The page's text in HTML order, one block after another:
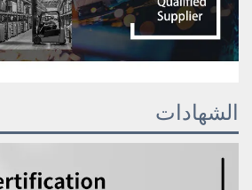
الشهادات